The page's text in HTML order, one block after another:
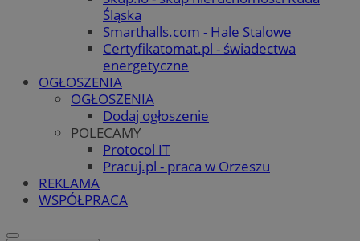
Śląska
Smarthalls.com - Hale Stalowe
Certyfikatomat.pl - świadectwa
energetyczne
OGŁOSZENIA
OGŁOSZENIA
Dodaj ogłoszenie
POLECAMY
Protocol IT
Pracuj.pl - praca w Orzeszu
REKLAMA
WSPÓŁPRACA